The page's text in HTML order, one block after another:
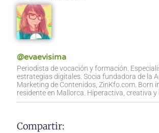
@evaevisima
Periodista de vocación y formación.
estrategias digitales. Socia fundadora de la
Marketing de Contenidos, ZinKfo.com. Born
residente en Mallorca. Hiperactiva, creativa y
Compartir: